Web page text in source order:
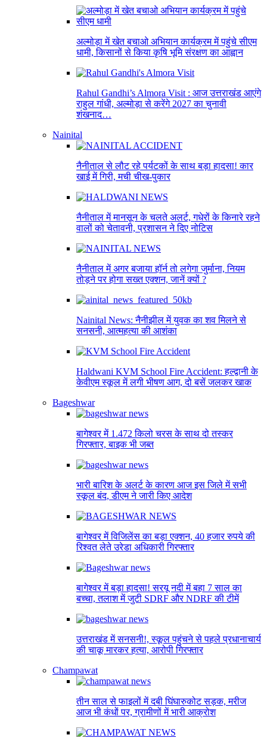
अल्मोड़ा में खेत बचाओ अभियान कार्यक्रम में पहुंचे सीएम
धामी, किसानों से किया कृषि भूमि संरक्षण का आह्वान
Rahul Gandhi’s Almora Visit : आज उत्तराखंड आएंगे
राहुल गांधी, अल्मोड़ा से करेंगे 2027 का चुनावी
शंखनाद…
Nainital
नैनीताल से लौट रहे पर्यटकों के साथ बड़ा हादसा! कार
खाई में गिरी, मची चीख-पुकार
नैनीताल में मानसून के चलते अलर्ट, गधेरों के किनारे रहने
वालों को चेतावनी, प्रशासन ने दिए नोटिस
नैनीताल में अगर बजाया हॉर्न तो लगेगा जुर्माना, नियम
तोड़ने पर होगा सख्त एक्शन, जानें क्यों ?
Nainital News: नैनीझील में युवक का शव मिलने से
सनसनी, आत्महत्या की आशंका
Haldwani KVM School Fire Accident: हल्द्वानी के
केवीएम स्कूल में लगी भीषण आग, दो बसें जलकर खाक
Bageshwar
बागेश्वर में 1.472 किलो चरस के साथ दो तस्कर
गिरफ्तार, बाइक भी जब्त
भारी बारिश के अलर्ट के कारण आज इस जिले में सभी
स्कूल बंद, डीएम ने जारी किए आदेश
बागेश्वर में विजिलेंस का बड़ा एक्शन, 40 हजार रुपये की
रिश्वत लेते उरेडा अधिकारी गिरफ्तार
बागेश्वर में बड़ा हादसा! सरयू नदी में बहा 7 साल का
बच्चा, तलाश में जुटी SDRF और NDRF की टीमें
उत्तराखंड में सनसनी!, स्कूल पहुंचने से पहले प्रधानाचार्य
की चाकू मारकर हत्या, आरोपी गिरफ्तार
Champawat
तीन साल से फाइलों में दबी घिंघारुकोट सड़क, मरीज
आज भी कंधों पर, ग्रामीणों में भारी आक्रोश